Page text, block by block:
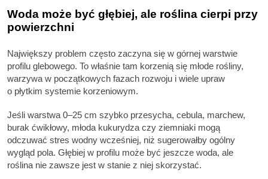
Woda może być głębiej, ale roślina cierpi przy
powierzchni
Największy problem często zaczyna się w górnej warstwie
profilu glebowego. To właśnie tam korzenią się młode rośliny,
warzywa w początkowych fazach rozwoju i wiele upraw
o płytkim systemie korzeniowym.
Jeśli warstwa 0–25 cm szybko przesycha, cebula, marchew,
burak ćwikłowy, młoda kukurydza czy ziemniaki mogą
odczuwać stres wodny wcześniej, niż sugerowałby ogólny
wygląd pola. Głębiej w profilu może być jeszcze woda, ale
roślina nie zawsze jest w stanie z niej skorzystać.